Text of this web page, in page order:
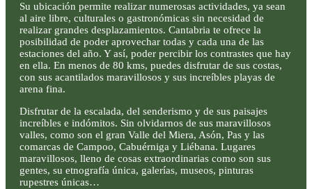
Su ubicación permite realizar numerosas actividades, ya sean
al aire libre, culturales o gastronómicas sin necesidad de
realizar grandes desplazamientos. Cantabria te ofrece la
posibilidad de poder aprovechar todas y cada una de las
estaciones del año. Y así, poder percibir los contrastes que hay
en ella. En menos de 80 kms, puedes disfrutar de sus costas,
con sus acantilados maravillosos y sus increíbles playas de
arena fina.
Disfrutar de la escalada, del senderismo y de sus paisajes
increíbles e indómitos. Sin olvidarnos de sus maravillosos
valles, como son el gran Valle del Miera, Asón, Pas y las
comarcas de Campoo, Cabuérniga y Liébana. Lugares
maravillosos, lleno de cosas extraordinarias como son sus
gentes, su etnografía única, galerías, museos, pinturas
rupestres únicas…